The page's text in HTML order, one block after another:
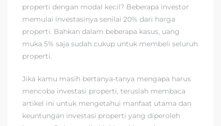
properti dengan modal kecil? Beberapa investor
memulai investasinya senilai 20% dari harga
properti. Bahkan dalam beberapa kasus, uang
muka 5% saja sudah cukup untuk membeli seluruh
properti.
Jika kamu masih bertanya-tanya mengapa harus
mencoba investasi properti, teruslah membaca
artikel ini untuk mengetahui manfaat utama dan
keuntungan investasi properti yang diperoleh